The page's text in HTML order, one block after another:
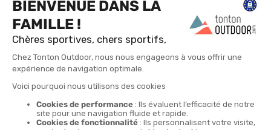
TROUVER UN MAGASIN
LIVRAISON GRATUITE
RETOURS POSSIBLES
LIVRAISON EN 24H
4X
PAIEMENT EN 4 FOIS